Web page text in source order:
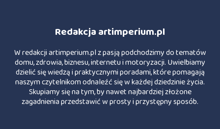
Redakcja artimperium.pl
W redakcji artimperium.pl z pasją podchodzimy do tematów
domu, zdrowia, biznesu, internetu i motoryzacji. Uwielbiamy
dzielić się wiedzą i praktycznymi poradami, które pomagają
naszym czytelnikom odnaleźć się w każdej dziedzinie życia.
Skupiamy się na tym, by nawet najbardziej złożone
zagadnienia przedstawić w prosty i przystępny sposób.